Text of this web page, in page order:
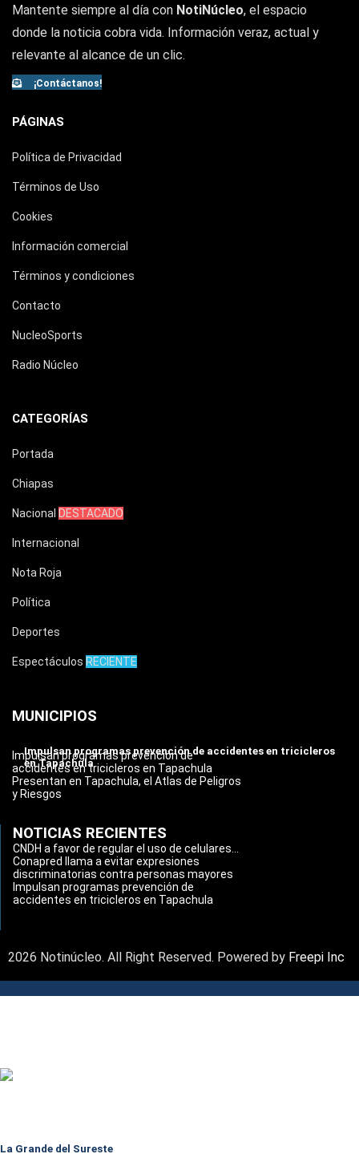
Mantente siempre al día con NotiNúcleo, el espacio
donde la noticia cobra vida. Información veraz, actual y
relevante al alcance de un clic.
¡Contáctanos!
PÁGINAS
Política de Privacidad
Términos de Uso
Cookies
Información comercial
Términos y condiciones
Contacto
NucleoSports
Radio Núcleo
CATEGORÍAS
Portada
Chiapas
Nacional DESTACADO
Internacional
Nota Roja
Política
Deportes
Espectáculos RECIENTE
MUNICIPIOS
Impulsan programas prevención de accidentes en tricicleros
en Tapachula
Impulsan programas prevención de
accidentes en tricicleros en Tapachula
Presentan en Tapachula, el Atlas de Peligros
y Riesgos
NOTICIAS RECIENTES
CNDH a favor de regular el uso de celulares...
Conapred llama a evitar expresiones
discriminatorias contra personas mayores
Impulsan programas prevención de
accidentes en tricicleros en Tapachula
2026 Notinúcleo. All Right Reserved. Powered by Freepi Inc
La Grande del Sureste